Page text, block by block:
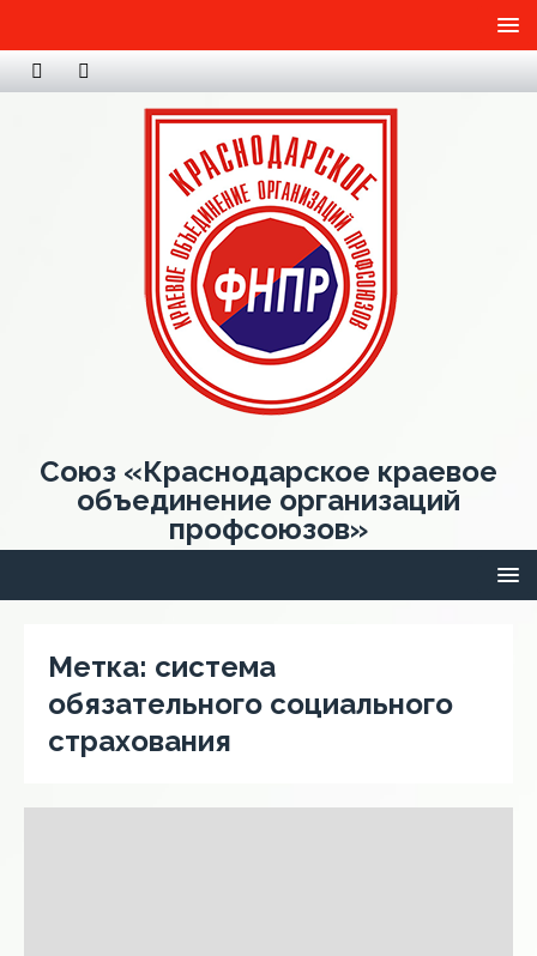
Союз «Краснодарское краевое
объединение организаций
профсоюзов»
Метка: система
обязательного социального
страхования